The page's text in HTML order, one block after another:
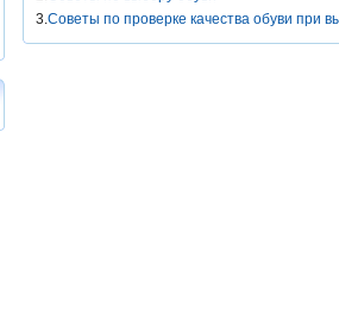
3.Советы по проверке качества обуви при